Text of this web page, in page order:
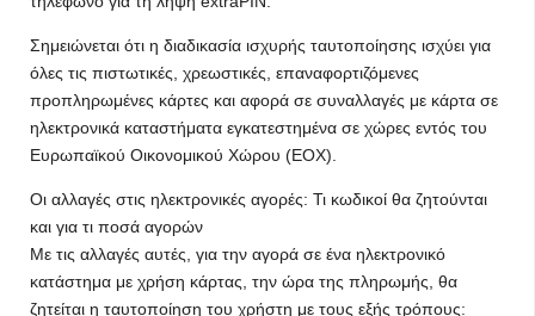
Σημειώνεται ότι η διαδικασία ισχυρής ταυτοποίησης ισχύει για
όλες τις πιστωτικές, χρεωστικές, επαναφορτιζόμενες
προπληρωμένες κάρτες και αφορά σε συναλλαγές με κάρτα σε
ηλεκτρονικά καταστήματα εγκατεστημένα σε χώρες εντός του
Ευρωπαϊκού Οικονομικού Χώρου (ΕΟΧ).
Οι αλλαγές στις ηλεκτρονικές αγορές: Τι κωδικοί θα ζητούνται
και για τι ποσά αγορών
Με τις αλλαγές αυτές, για την αγορά σε ένα ηλεκτρονικό
κατάστημα με χρήση κάρτας, την ώρα της πληρωμής, θα
ζητείται η ταυτοποίηση του χρήστη με τους εξής τρόπους: